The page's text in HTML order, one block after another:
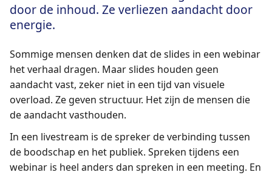
door de inhoud. Ze verliezen aandacht door
energie.
Sommige mensen denken dat de slides in een webinar
het verhaal dragen. Maar slides houden geen
aandacht vast, zeker niet in een tijd van visuele
overload. Ze geven structuur. Het zijn de mensen die
de aandacht vasthouden.
In een livestream is de spreker de verbinding tussen
de boodschap en het publiek. Spreken tijdens een
webinar is heel anders dan spreken in een meeting. En